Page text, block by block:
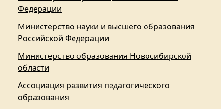
Федерации
Министерство науки и высшего образования
Российской Федерации
Министерство образования Новосибирской
области
Ассоциация развития педагогического
образования